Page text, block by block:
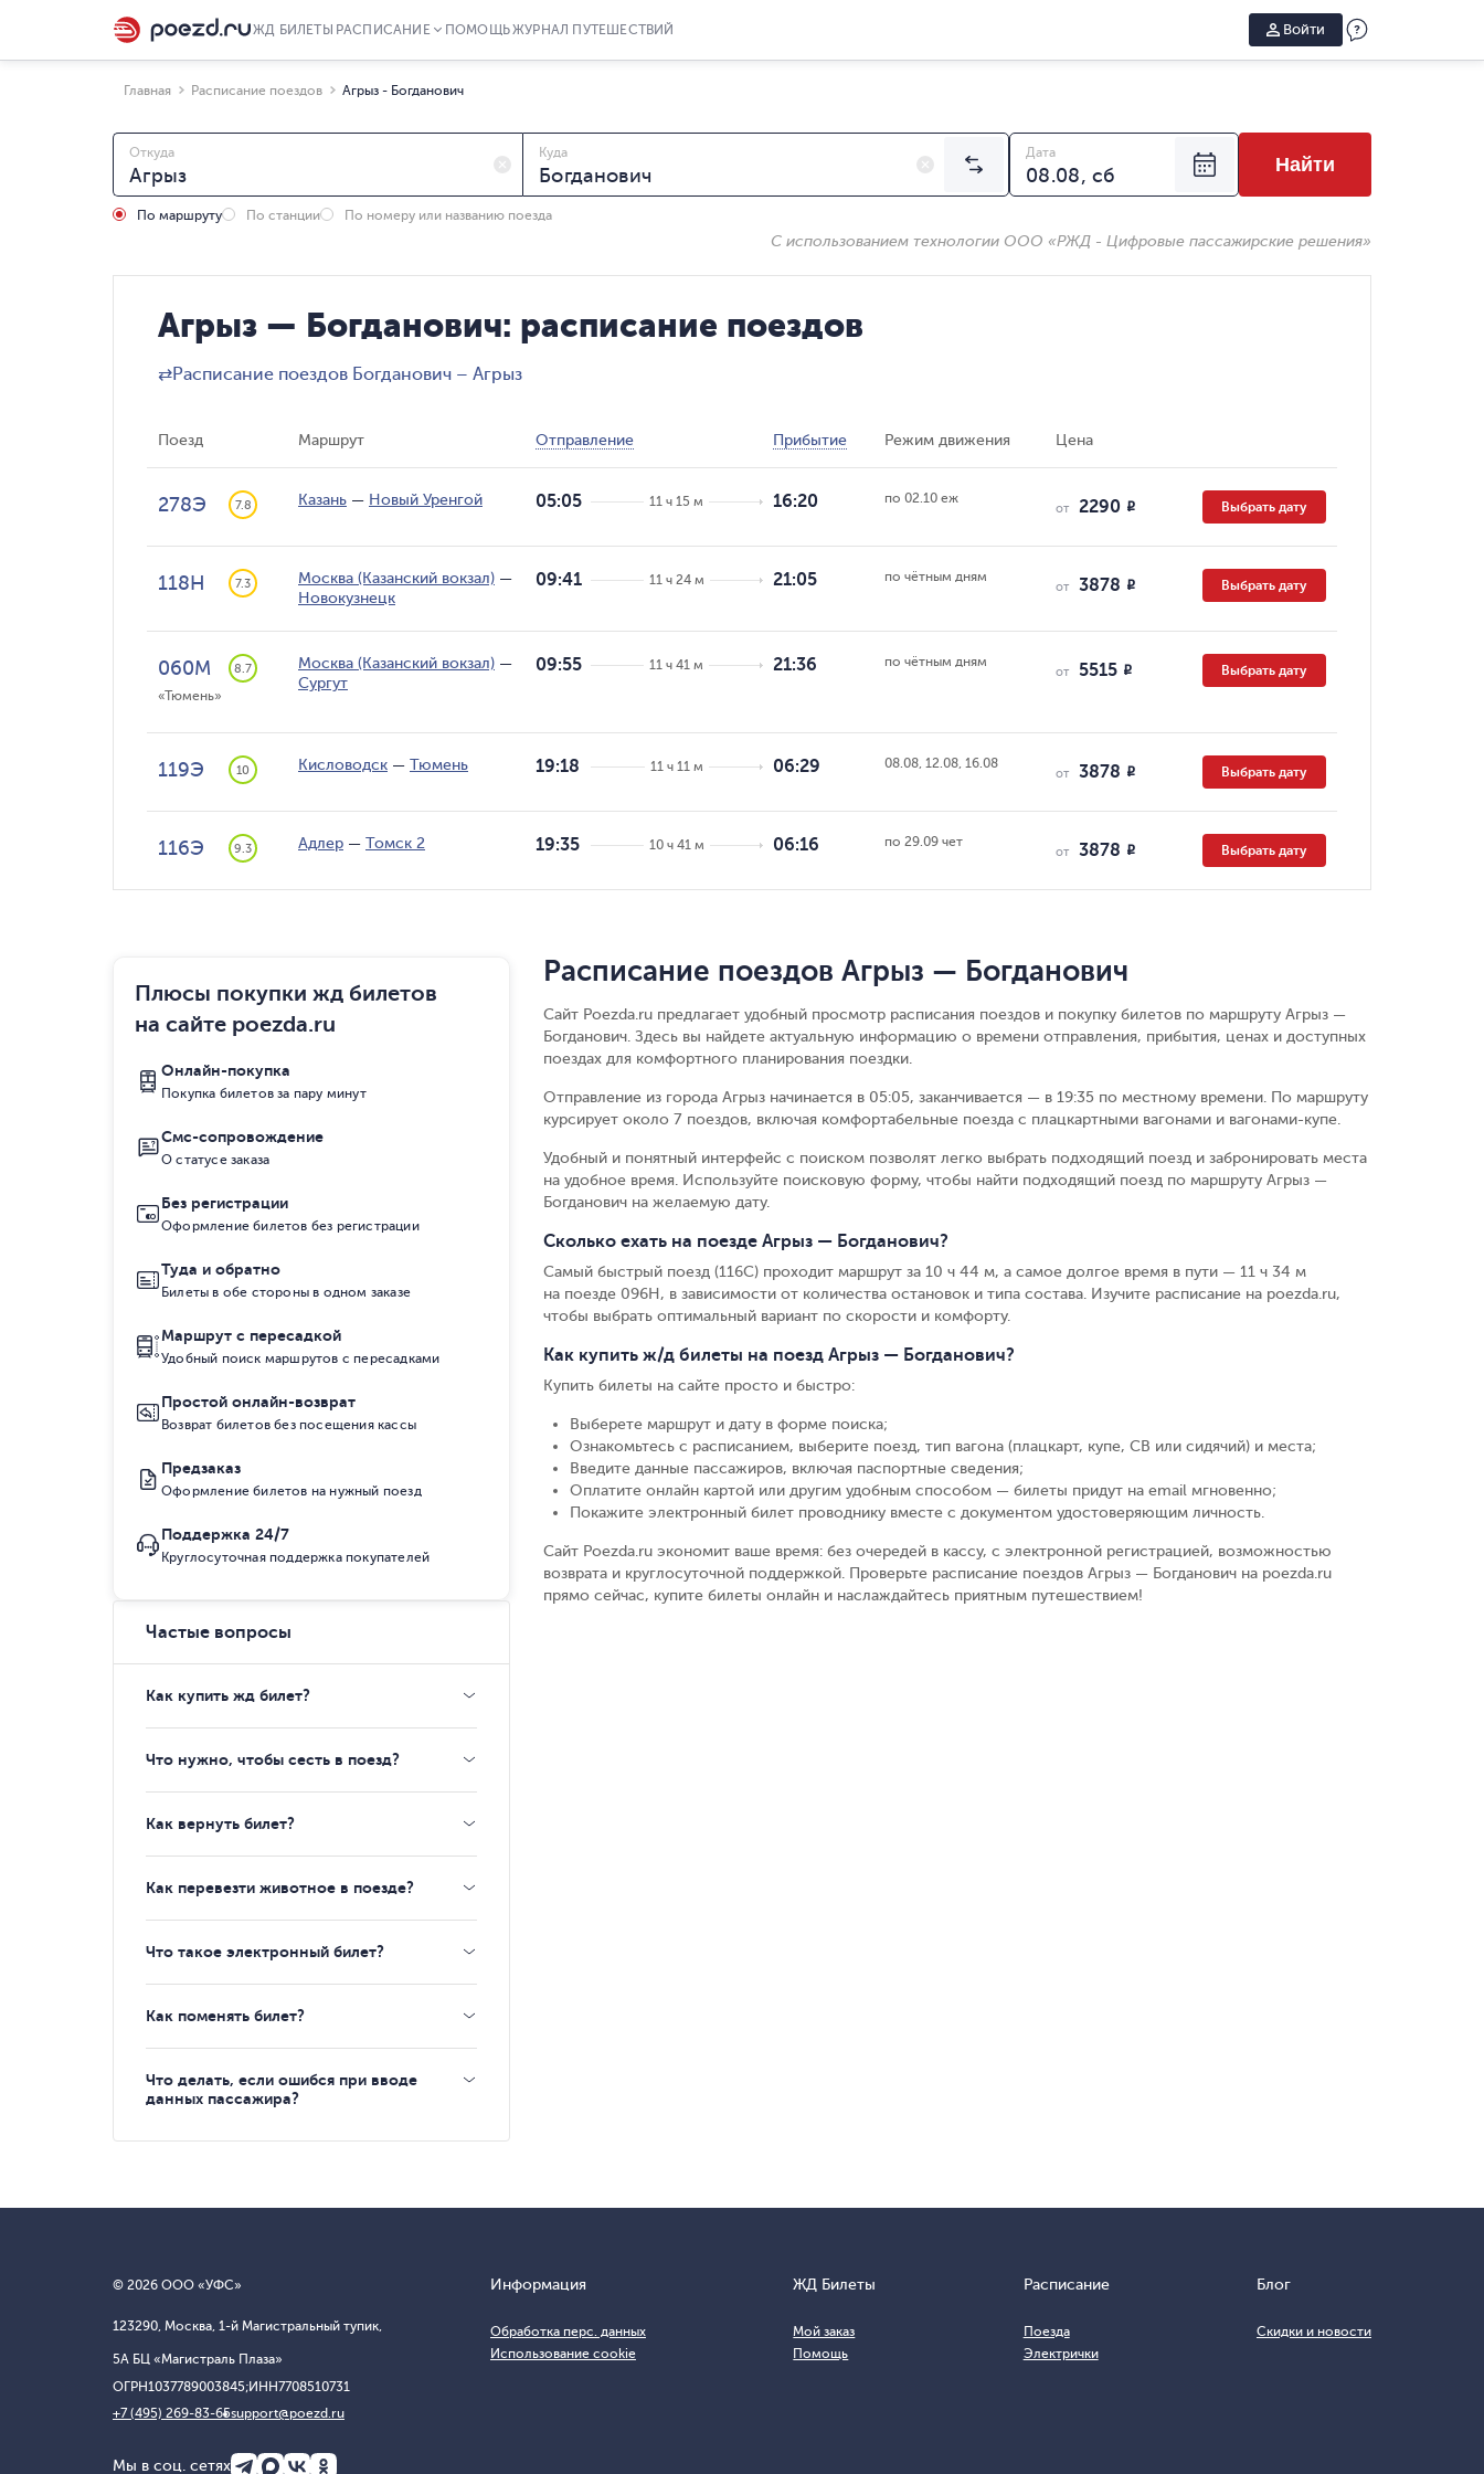
ЖД БИЛЕТЫ РАСПИСАНИЕ ПОМОЩЬЖУРНАЛ ПУТЕШЕСТВИЙ Войти
Главная Расписание поездов Агрыз - Богданович
Откуда Куда
По маршруту По станции По номеру или названию поезда
Дата
Найти
С использованием технологии ООО «РЖД - Цифровые пассажирские решения»
Агрыз — Богданович: расписание поездов
⇄Расписание поездов Богданович – Агрыз
Поезд Маршрут Отправление Прибытие Режим движения Цена
278Э 7.8 Казань — Новый Уренгой 05:05 11 ч 15 м 16:20 по 02.10 еж
от 2290 R Выбрать дату
118Н 7.3 Москва (Казанский вокзал) —
Новокузнецк
09:41 11 ч 24 м 21:05 по чётным дням
от 3878 R Выбрать дату
060М 8.7
«Тюмень»
Москва (Казанский вокзал) —
Сургут
09:55 11 ч 41 м 21:36 по чётным дням
от 5515 R Выбрать дату
119Э 10 Кисловодск — Тюмень 19:18 11 ч 11 м 06:29 08.08, 12.08, 16.08
от 3878 R Выбрать дату
116Э 9.3 Адлер — Томск 2 19:35 10 ч 41 м 06:16 по 29.09 чет
от 3878 R Выбрать дату
Расписание поездов Агрыз — Богданович
Сайт Poezda.ru предлагает удобный просмотр расписания поездов и покупку билетов по маршруту Агрыз —
Богданович. Здесь вы найдете актуальную информацию о времени отправления, прибытия, ценах и доступных
поездах для комфортного планирования поездки.
Отправление из города Агрыз начинается в 05:05, заканчивается — в 19:35 по местному времени. По маршруту
курсирует около 7 поездов, включая комфортабельные поезда с плацкартными вагонами и вагонами-купе.
Удобный и понятный интерфейс с поиском позволят легко выбрать подходящий поезд и забронировать места
на удобное время. Используйте поисковую форму, чтобы найти подходящий поезд по маршруту Агрыз —
Богданович на желаемую дату.
Сколько ехать на поезде Агрыз — Богданович?
Самый быстрый поезд (116С) проходит маршрут за 10 ч 44 м, а самое долгое время в пути — 11 ч 34 м
на поезде 096Н, в зависимости от количества остановок и типа состава. Изучите расписание на poezda.ru,
чтобы выбрать оптимальный вариант по скорости и комфорту.
Как купить ж/д билеты на поезд Агрыз — Богданович?
Купить билеты на сайте просто и быстро:
Выберете маршрут и дату в форме поиска;
Ознакомьтесь с расписанием, выберите поезд, тип вагона (плацкарт, купе, СВ или сидячий) и места;
Введите данные пассажиров, включая паспортные сведения;
Оплатите онлайн картой или другим удобным способом — билеты придут на email мгновенно;
Покажите электронный билет проводнику вместе с документом удостоверяющим личность.
Сайт Poezda.ru экономит ваше время: без очередей в кассу, с электронной регистрацией, возможностью
возврата и круглосуточной поддержкой. Проверьте расписание поездов Агрыз — Богданович на poezda.ru
прямо сейчас, купите билеты онлайн и наслаждайтесь приятным путешествием!
Плюсы покупки жд билетов
на сайте poezda.ru
Онлайн-покупка
Покупка билетов за пару минут
Смс-сопровождение
О статусе заказа
Без регистрации
Оформление билетов без регистрации
Туда и обратно
Билеты в обе стороны в одном заказе
Маршрут с пересадкой
Удобный поиск маршрутов с пересадками
Простой онлайн-возврат
Возврат билетов без посещения кассы
Предзаказ
Оформление билетов на нужный поезд
Поддержка 24/7
Круглосуточная поддержка покупателей
Частые вопросы
Как купить жд билет?
Что нужно, чтобы сесть в поезд?
Как вернуть билет?
Как перевезти животное в поезде?
Что такое электронный билет?
Как поменять билет?
Что делать, если ошибся при вводе
данных пассажира?
© 2026 ООО «УФС»
123290, Москва, 1-й Магистральный тупик,
5А БЦ «Магистраль Плаза»
ОГРН1037789003845;ИНН7708510731
+7 (495) 269-83-65support@poezd.ru
Информация
Обработка перс. данных
Использование cookie
ЖД Билеты
Мой заказ
Помощь
Расписание
Поезда
Электрички
Блог
Скидки и новости
Мы в соц. сетях